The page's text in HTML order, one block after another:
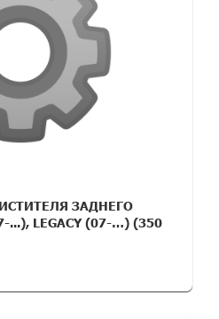
ЗАДНЕГО
...), LEGACY (07-…) (350